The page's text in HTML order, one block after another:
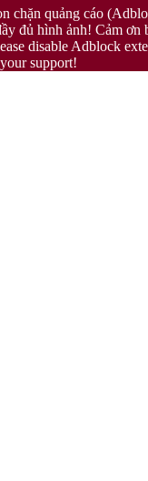
chặn quảng cáo
đủ hình ảnh! Cảm
disable Adblock
support!